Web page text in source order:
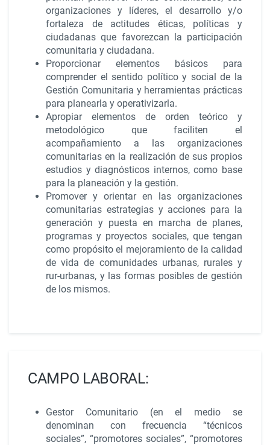
organizaciones y líderes, el desarrollo y/o
fortaleza de actitudes éticas, políticas y
ciudadanas que favorezcan la participación
comunitaria y ciudadana.
Proporcionar elementos básicos para
comprender el sentido político y social de la
Gestión Comunitaria y herramientas prácticas
para planearla y operativizarla.
Apropiar elementos de orden teórico y
metodológico que faciliten el
acompañamiento a las organizaciones
comunitarias en la realización de sus propios
estudios y diagnósticos internos, como base
para la planeación y la gestión.
Promover y orientar en las organizaciones
comunitarias estrategias y acciones para la
generación y puesta en marcha de planes,
programas y proyectos sociales, que tengan
como propósito el mejoramiento de la calidad
de vida de comunidades urbanas, rurales y
rur-urbanas, y las formas posibles de gestión
de los mismos.
CAMPO LABORAL:
Gestor Comunitario (en el medio se
denominan con frecuencia “técnicos
sociales”, “promotores sociales”, “promotores